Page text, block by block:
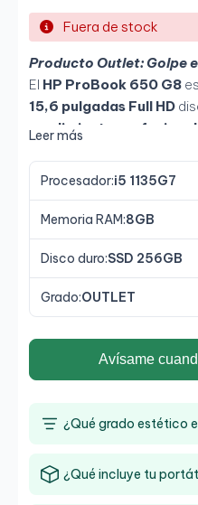
Fuera de stock
Producto Outlet: Golpe
El HP ProBook 650 G8
15,6 pulgadas Full HD
rendimiento
8 GB de RAMy SSD de
pantalla antirreflejos y
convierten en una opción
teletrabajo y
y movilidad.
Leer más
Procesador:i5 1135G7
Memoria RAM:8GB
Disco duro:SSD 256GB
Grado:OUTLET
Avísame
¿Qué grado estético
¿Qué incluye tu